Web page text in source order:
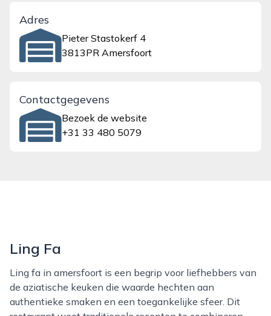
Adres
Pieter Stastokerf 4
3813PR Amersfoort
Contactgegevens
Bezoek de website
+31 33 480 5079
Ling Fa
Ling fa in amersfoort is een begrip voor liefhebbers van
de aziatische keuken die waarde hechten aan
authentieke smaken en een toegankelijke sfeer. Dit